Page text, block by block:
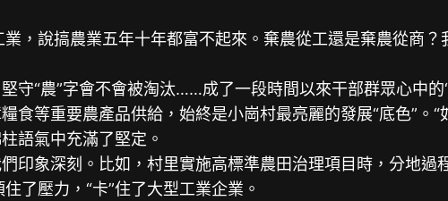
說搞農業五年十年都富不起來。棄農從工還是棄農從商？
“農”字會不會被淘汰……成了一段時間以來干部群眾心中的“
等重要農產品供給，始終是小崗村最亮麗的發展“底色”。“
語氣中充滿了堅定。
象深刻。比如，村里實施高標準農田治理項目時，分地過
了壓力，“卡”住了大型工業企業。